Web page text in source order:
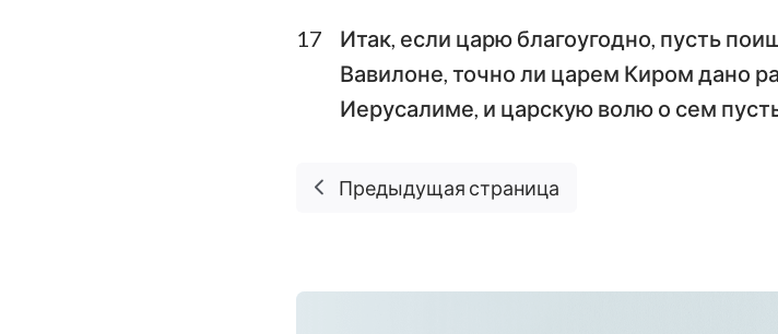
17
Итак, если царю благоугодно, пусть
Вавилоне, точно ли царем Киром дано
Иерусалиме, и царскую волю о сем
Предыдущая страница